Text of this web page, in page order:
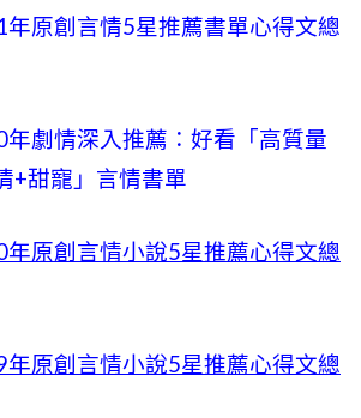
年原創言情5星推薦書單心得文總
年劇情深入推薦：好看「高質量
+甜寵」言情書單
年原創言情小說5星推薦心得文總
年原創言情小說5星推薦心得文總